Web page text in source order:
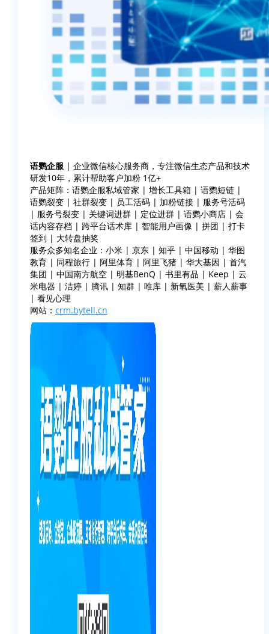
语鹦企服 | 企业微信核心服务商，专注微信生态产品和技术
研发10年，累计帮助客户加粉 1亿+
产品矩阵：语鹦企服私域管家 | 增长工具箱 | 语鹦短链 |
语鹦裂变 | 社群裂变 | 员工活码 | 加粉链接 | 服务号活码
| 服务号裂变 | 关键词进群 | 定位进群 | 语鹦小商店 | 会
话内容存档 | 跨平台话术库 | 智能用户画像 | 拼团 | 打卡
签到 | 大转盘抽奖
服务众多知名企业：小米 | 京东 | 知乎 | 中国移动 | 华图
教育 | 同程旅行 | 阿里体育 | 阿里飞猪 | 华大基因 | 首汽
集团 | 中国南方航空 | 明基BenQ | 书里有品 | Keep | 云
米电器 | 洁婷 | 腾讯 | 知群 | 唯库 | 新氧医美 | 薪人薪事
| 看见心理
网站： crm.bytell.cn